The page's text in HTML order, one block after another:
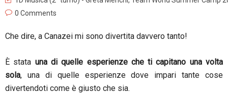
0 Comments
Che dire, a Canazei mi sono divertita davvero tanto!
È stata una di quelle esperienze che ti capitano una volta
sola, una di quelle esperienze dove impari tante cose
divertendoti come è giusto che sia.